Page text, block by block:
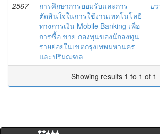
2567
การศึกษาการยอมรับและการ
ตัดสินใจในการใช้งานเทคโนโลยี
ทางการเงิน Mobile Banking เพื่อ
การซื้อ ขาย กองทุนของนักลงทุน
รายย่อยในเขตกรุงเทพมหานคร
และปริมณฑล
บ
Showing results 1 to 1 of 1